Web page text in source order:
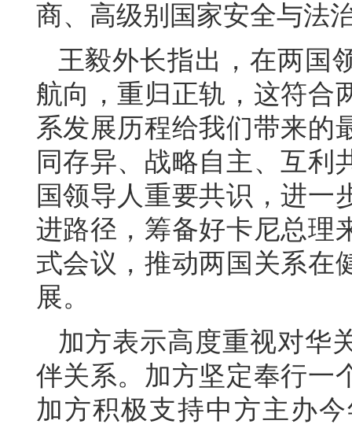
商、高级别国家安全与法
王毅外长指出，在两国
航向，重归正轨，这符合
系发展历程给我们带来的
同存异、战略自主、互利
国领导人重要共识，进一
进路径，筹备好卡尼总理
式会议，推动两国关系在
展。
加方表示高度重视对华
伴关系。加方坚定奉行一
加方积极支持中方主办